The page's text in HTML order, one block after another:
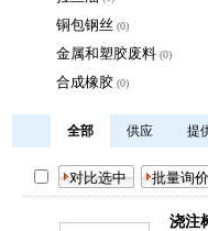
铜包钢丝 (0)
金属和塑胶废料 (0)
合成橡胶 (0)
全部 供应 提
浇注